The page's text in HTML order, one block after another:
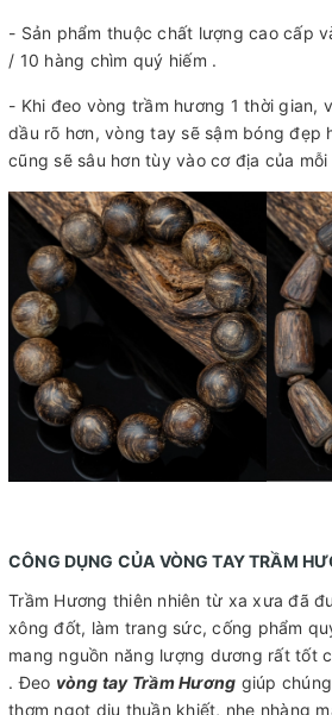
- Sản phẩm thuộc chất lượng cao cấp
/ 10 hàng chìm quý hiếm .
- Khi đeo vòng trầm hương 1 thời gian,
dầu rõ hơn, vòng tay sẽ sậm bóng đẹp
cũng sẽ sâu hơn tùy vào cơ địa của mỗi
CÔNG DỤNG CỦA VÒNG TAY TRẦM
Trầm Hương thiên nhiên từ xa xưa đã
xông đốt, làm trang sức, cống phẩm
mang nguồn năng lượng dương rất tốt
. Đeo vòng tay Trầm Hương giúp
thơm ngọt dịu thuần khiết, nhẹ nhàng